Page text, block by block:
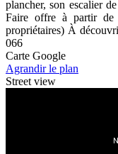
plancher, son escalier
Faire offre à partir de
propriétaires) À
066
Carte Google
Agrandir le plan
Street view